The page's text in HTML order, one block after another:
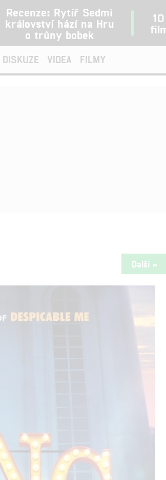
Recenze: Rytíř Sedmi
království hází na Hru
o trůny bobek
DISKUZE VIDEA FILMY
Další »